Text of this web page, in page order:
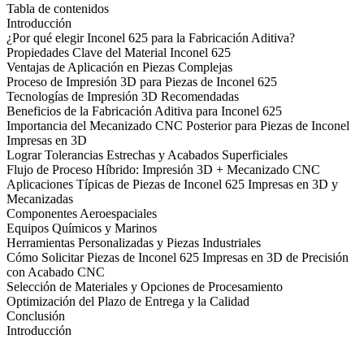
Tabla de contenidos
Introducción
¿Por qué elegir Inconel 625 para la Fabricación Aditiva?
Propiedades Clave del Material Inconel 625
Ventajas de Aplicación en Piezas Complejas
Proceso de Impresión 3D para Piezas de Inconel 625
Tecnologías de Impresión 3D Recomendadas
Beneficios de la Fabricación Aditiva para Inconel 625
Importancia del Mecanizado CNC Posterior para Piezas de Inconel
Impresas en 3D
Lograr Tolerancias Estrechas y Acabados Superficiales
Flujo de Proceso Híbrido: Impresión 3D + Mecanizado CNC
Aplicaciones Típicas de Piezas de Inconel 625 Impresas en 3D y
Mecanizadas
Componentes Aeroespaciales
Equipos Químicos y Marinos
Herramientas Personalizadas y Piezas Industriales
Cómo Solicitar Piezas de Inconel 625 Impresas en 3D de Precisión
con Acabado CNC
Selección de Materiales y Opciones de Procesamiento
Optimización del Plazo de Entrega y la Calidad
Conclusión
Introducción